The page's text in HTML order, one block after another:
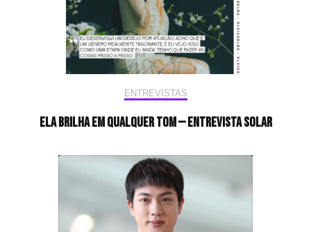
ENTREVISTAS
Ela brilha em qualquer tom — Entrevista Solar